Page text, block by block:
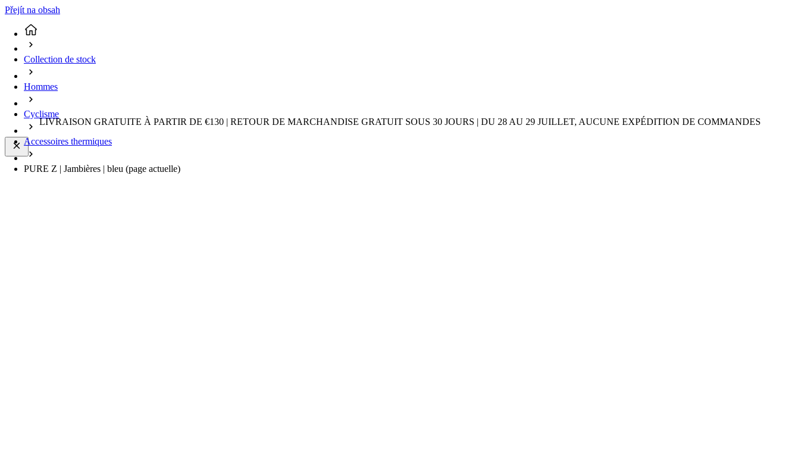
Přejít na obsah
LIVRAISON GRATUITE À PARTIR DE €130 | RETOUR DE MARCHANDISE GRATUIT SOUS 30 JOURS | DU 28 AU 29 JUILLET, AUCUNE EXPÉDITION DE COMMANDES
Collection de stock
Hommes
Cyclisme
Accessoires thermiques
PURE Z | Jambières | bleu (page actuelle)